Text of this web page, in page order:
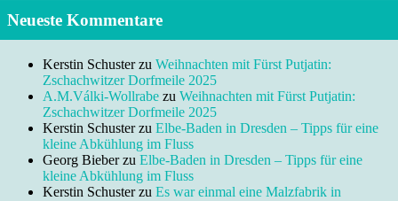
Neueste Kommentare
Kerstin Schusterzu Weihnachten mit Fürst Putjatin:
Zschachwitzer Dorfmeile 2025
A.M.Válki-Wollrabe zu Weihnachten mit Fürst Putjatin:
Zschachwitzer Dorfmeile 2025
Kerstin Schusterzu Elbe-Baden in Dresden – Tipps für eine
kleine Abkühlung im Fluss
Georg Bieberzu Elbe-Baden in Dresden – Tipps für eine
kleine Abkühlung im Fluss
Kerstin Schusterzu Es war einmal eine Malzfabrik in